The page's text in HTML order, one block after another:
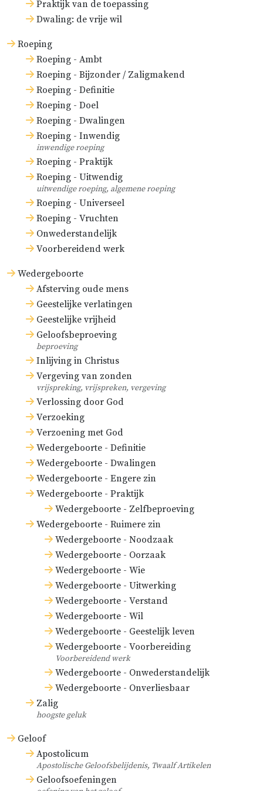
Praktijk van de toepassing
Dwaling: de vrije wil
Roeping
Roeping - Ambt
Roeping - Bijzonder / Zaligmakend
Roeping - Definitie
Roeping - Doel
Roeping - Dwalingen
Roeping - Inwendig
inwendige roeping
Roeping - Praktijk
Roeping - Uitwendig
uitwendige roeping, algemene roeping
Roeping - Universeel
Roeping - Vruchten
Onwederstandelijk
Voorbereidend werk
Wedergeboorte
Afsterving oude mens
Geestelijke verlatingen
Geestelijke vrijheid
Geloofsbeproeving
beproeving
Inlijving in Christus
Vergeving van zonden
vrijspreking, vrijspreken, vergeving
Verlossing door God
Verzoeking
Verzoening met God
Wedergeboorte - Definitie
Wedergeboorte - Dwalingen
Wedergeboorte - Engere zin
Wedergeboorte - Praktijk
Wedergeboorte - Zelfbeproeving
Wedergeboorte - Ruimere zin
Wedergeboorte - Noodzaak
Wedergeboorte - Oorzaak
Wedergeboorte - Wie
Wedergeboorte - Uitwerking
Wedergeboorte - Verstand
Wedergeboorte - Wil
Wedergeboorte - Geestelijk leven
Wedergeboorte - Voorbereiding
Voorbereidend werk
Wedergeboorte - Onwederstandelijk
Wedergeboorte - Onverliesbaar
Zalig
hoogste geluk
Geloof
Apostolicum
Apostolische Geloofsbelijdenis, Twaalf Artikelen
Geloofsoefeningen
Alle dienaars moeten door
in de kerk (
4:11), insgelijks door de
Heilige Geest (
Hand. 20:28
Zij moeten ook met de
noodzakelijke gaven door de
Heilige Geest toegerust
worden (1 Kor. 12:4).
Zij moeten bedieningen
aanvaarden die rechtstreeks
van de Heere Christus
Bijgevolg zondigen de
pausgezinden tegen God, tegen
Christus en tegen de Heilige Geest,
wanneer zij zich niet ontzien Hun
plaats en troon in te nemen.
Bovendien doen zij die menselijke
schepselen zelf onrecht aan,
wanneer zij degenen die van alle
bekwame capaciteiten* en de hoop
op de Goddelijke zegen verstoken
zijn, als het ware met afgehouwen
voeten tot zware werkzaamheden
aandrijven. Ja, zij doen ook de kerk
onrecht aan, terwijl zij zodanige
bedieningen aanstellen die én voor
de kerk onnuttig zijn én voor hun
Heere onaangenaam zijn, zoals
Guilielmus Amesius zegt
in
enervatus(Bellarminus ontkracht),
deel II, boek 3, hoofdstuk 3.
Deze hele menigte van orden ziet
nergens anders op dan op de
afgodische dienst van de mis.
een bisschop volgens Goddelijk
recht onderscheiden is van een